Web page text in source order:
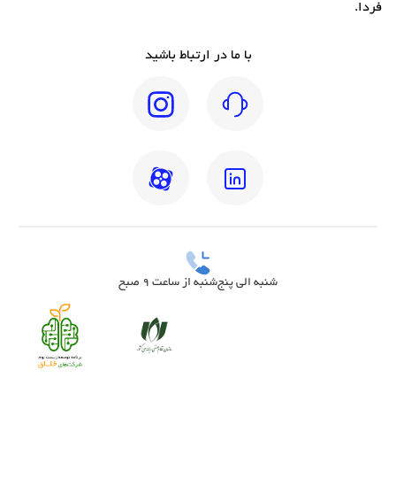
فردا.
با ما در ارتباط باشید
شنبه الی پنج‌شنبه از ساعت 9 صبح